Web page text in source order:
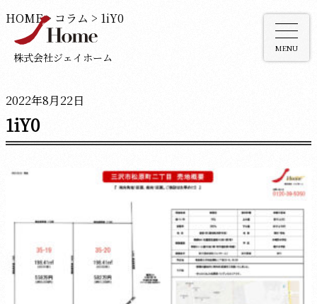
株式会社ジェイホーム
MENU
HOME> コラム > 1iY0
2022年8月22日
1iY0